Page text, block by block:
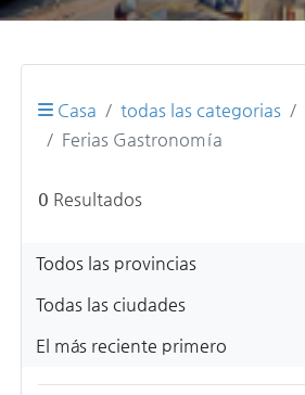
Casa todas las categorias
Ferias Gastronomía
0 Resultados
Todos las provincias
Todas las ciudades
El más reciente primero